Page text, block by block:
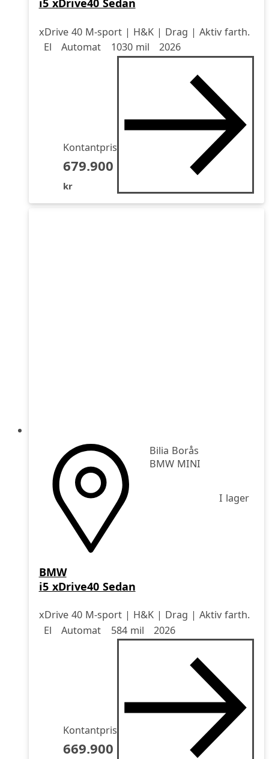
i5 xDrive40 Sedan
xDrive 40 M-sport | H&K | Drag | Aktiv farth.
Drivmedel
El
Drivmedel
Automat
Miltal 1030 mil
årsmodell 2026
Kontantpris
679.900
kr
Bilia Borås
BMW MINI
I lager
BMW
i5 xDrive40 Sedan
xDrive 40 M-sport | H&K | Drag | Aktiv farth.
Drivmedel
El
Drivmedel
Automat
Miltal 584 mil
årsmodell 2026
Kontantpris
669.900